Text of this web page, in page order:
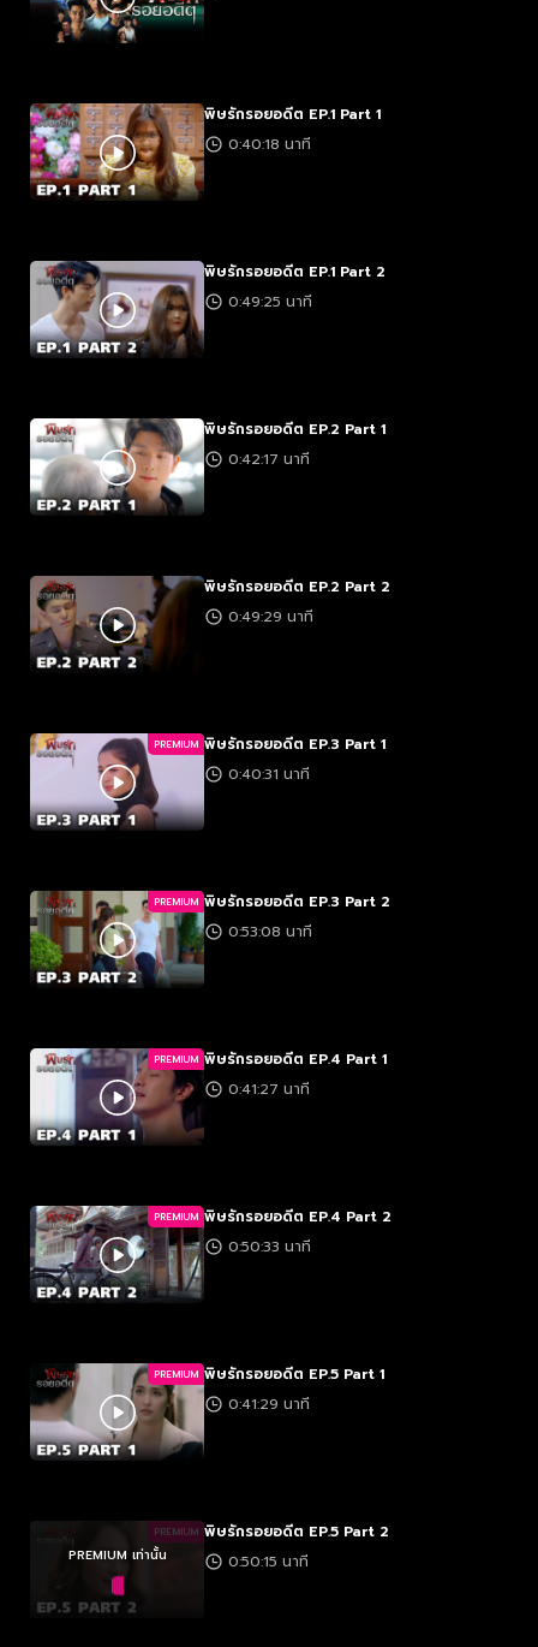
พิษรักรอยอดีต EP.1 Part 1
0:40:18 นาที
พิษรักรอยอดีต EP.1 Part 2
0:49:25 นาที
พิษรักรอยอดีต EP.2 Part 1
0:42:17 นาที
พิษรักรอยอดีต EP.2 Part 2
0:49:29 นาที
PREMIUM พิษรักรอยอดีต EP.3 Part 1
0:40:31 นาที
PREMIUM พิษรักรอยอดีต EP.3 Part 2
0:53:08 นาที
PREMIUM พิษรักรอยอดีต EP.4 Part 1
0:41:27 นาที
PREMIUM พิษรักรอยอดีต EP.4 Part 2
0:50:33 นาที
PREMIUM พิษรักรอยอดีต EP.5 Part 1
0:41:29 นาที
PREMIUM
PREMIUM เท่านั้น
พิษรักรอยอดีต EP.5 Part 2
0:50:15 นาที